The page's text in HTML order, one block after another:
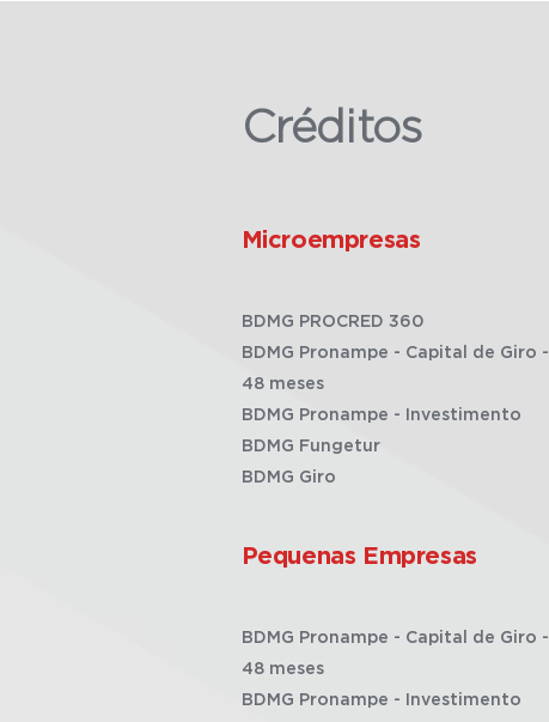
Créditos
Microempresas
BDMG PROCRED 360
BDMG Pronampe - Capital de Giro -
48 meses
BDMG Pronampe - Investimento
BDMG Fungetur
BDMG Giro
Pequenas Empresas
BDMG Pronampe - Capital de Giro -
48 meses
BDMG Pronampe - Investimento